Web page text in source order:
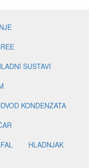
SUSTAVI
KONDENZATA
HLADNJAK